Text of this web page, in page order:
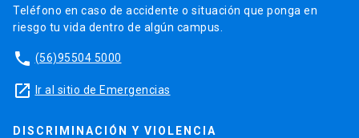
Teléfono en caso de accidente o situación que ponga en
riesgo tu vida dentro de algún campus.
phone (56)95504 5000
launch Ir al sitio de Emergencias
DISCRIMINACIÓN Y VIOLENCIA